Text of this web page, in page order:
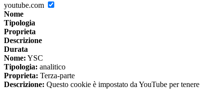
youtube.com
Nome
Tipologia
Proprieta
Descrizione
Durata
Nome: YSC
Tipologia: analitico
Proprieta: Terza-parte
Descrizione: Questo cookie è impostato da YouTube per tenere